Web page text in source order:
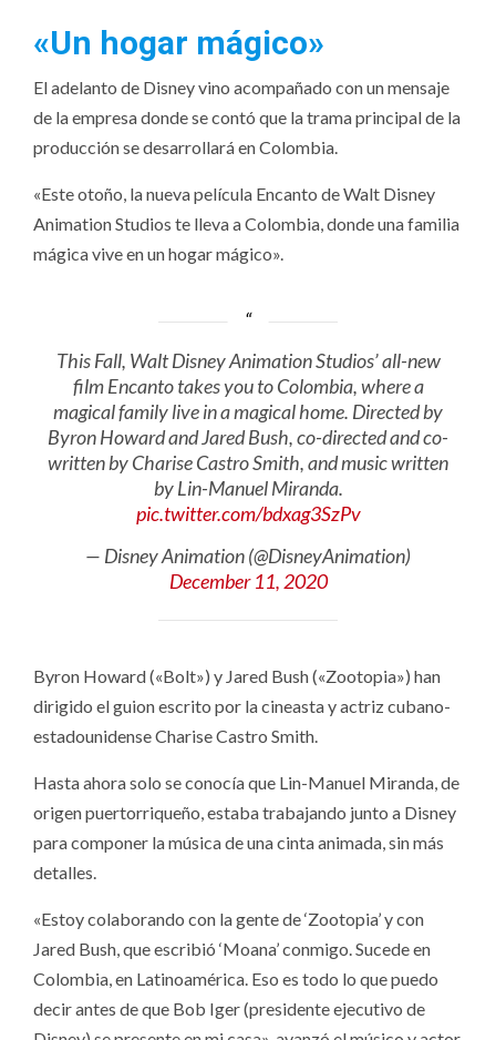
«Un hogar mágico»
El adelanto de Disney vino acompañado con un mensaje
de la empresa donde se contó que la trama principal de la
producción se desarrollará en Colombia.
«Este otoño, la nueva película Encanto de Walt Disney
Animation Studios te lleva a Colombia, donde una familia
mágica vive en un hogar mágico».
This Fall, Walt Disney Animation Studios’ all-new
film Encanto takes you to Colombia, where a
magical family live in a magical home. Directed by
Byron Howard and Jared Bush, co-directed and co-
written by Charise Castro Smith, and music written
by Lin-Manuel Miranda.
pic.twitter.com/bdxag3SzPv
— Disney Animation (@DisneyAnimation)
December 11, 2020
Byron Howard («Bolt») y Jared Bush («Zootopia») han
dirigido el guion escrito por la cineasta y actriz cubano-
estadounidense Charise Castro Smith.
Hasta ahora solo se conocía que Lin-Manuel Miranda, de
origen puertorriqueño, estaba trabajando junto a Disney
para componer la música de una cinta animada, sin más
detalles.
«Estoy colaborando con la gente de ‘Zootopia’ y con
Jared Bush, que escribió ‘Moana’ conmigo. Sucede en
Colombia, en Latinoamérica. Eso es todo lo que puedo
decir antes de que Bob Iger (presidente ejecutivo de